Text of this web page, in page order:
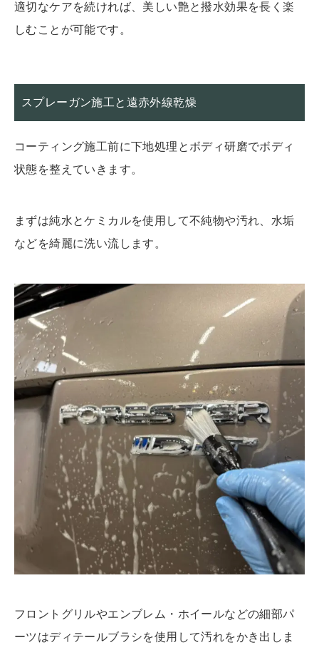
適切なケアを続ければ、美しい艶と撥水効果を長く楽
しむことが可能です。
スプレーガン施工と遠赤外線乾燥
コーティング施工前に下地処理とボディ研磨でボディ
状態を整えていきます。
まずは純水とケミカルを使用して不純物や汚れ、水垢
などを綺麗に洗い流します。
フロントグリルやエンブレム・ホイールなどの細部パ
ーツはディテールブラシを使用して汚れをかき出しま